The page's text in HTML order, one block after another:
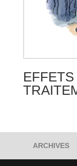
ARCHIVES